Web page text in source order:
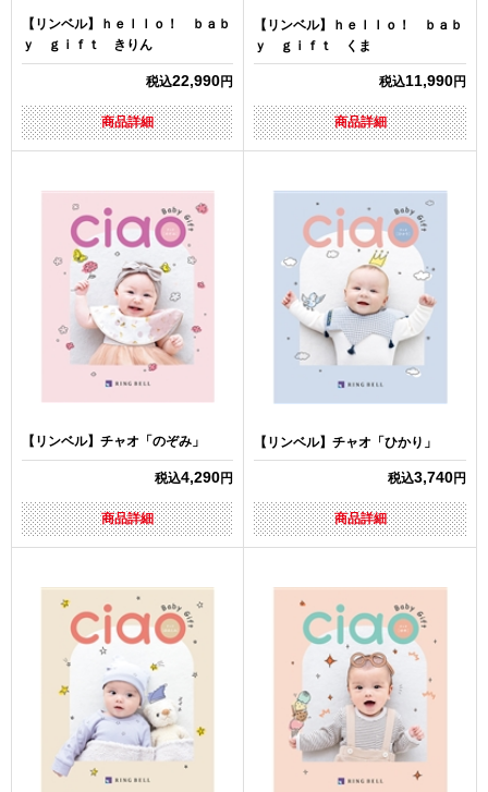
【リンベル】ｈｅｌｌｏ！ ｂａｂ
ｙ ｇｉｆｔ きりん
税込22,990円
商品詳細
【リンベル】ｈｅｌｌｏ！ ｂａｂ
ｙ ｇｉｆｔ くま
税込11,990円
商品詳細
【リンベル】チャオ「のぞみ」
税込4,290円
商品詳細
【リンベル】チャオ「ひかり」
税込3,740円
商品詳細